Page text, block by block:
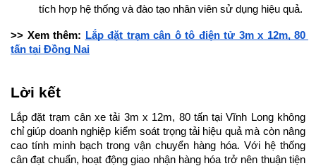
tích hợp hệ thống và đào tạo nhân viên sử dụng hiệu quả.
>> Xem thêm: Lắp đặt trạm cân ô tô điện tử 3m x 12m, 80
tấn tại Đồng Nai
Lời kết
Lắp đặt trạm cân xe tải 3m x 12m, 80 tấn tại Vĩnh Long không
chỉ giúp doanh nghiệp kiểm soát trọng tải hiệu quả mà còn nâng
cao tính minh bạch trong vận chuyển hàng hóa. Với hệ thống
cân đạt chuẩn, hoạt động giao nhận hàng hóa trở nên thuận tiện